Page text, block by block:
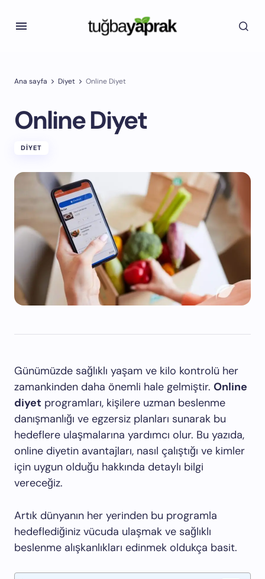
Ana sayfa Diyet Online Diyet
Online Diyet
DIYET
Günümüzde sağlıklı yaşam ve kilo kontrolü her
zamankinden daha önemli hale gelmiştir. Online
diyet programları, kişilere uzman beslenme
danışmanlığı ve egzersiz planları sunarak bu
hedeflere ulaşmalarına yardımcı olur. Bu yazıda,
online diyetin avantajları, nasıl çalıştığı ve kimler
için uygun olduğu hakkında detaylı bilgi
vereceğiz.
Artık dünyanın her yerinden bu programla
hedeflediğiniz vücuda ulaşmak ve sağlıklı
beslenme alışkanlıkları edinmek oldukça basit.